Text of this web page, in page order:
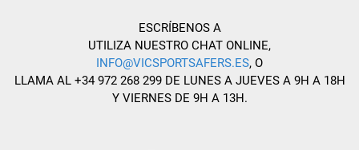
ESCRÍBENOS A
UTILIZA NUESTRO CHAT ONLINE,
INFO@VICSPORTSAFERS.ES, O
LLAMA AL +34 972 268 299 DE LUNES A JUEVES A 9H A 18H
Y VIERNES DE 9H A 13H.